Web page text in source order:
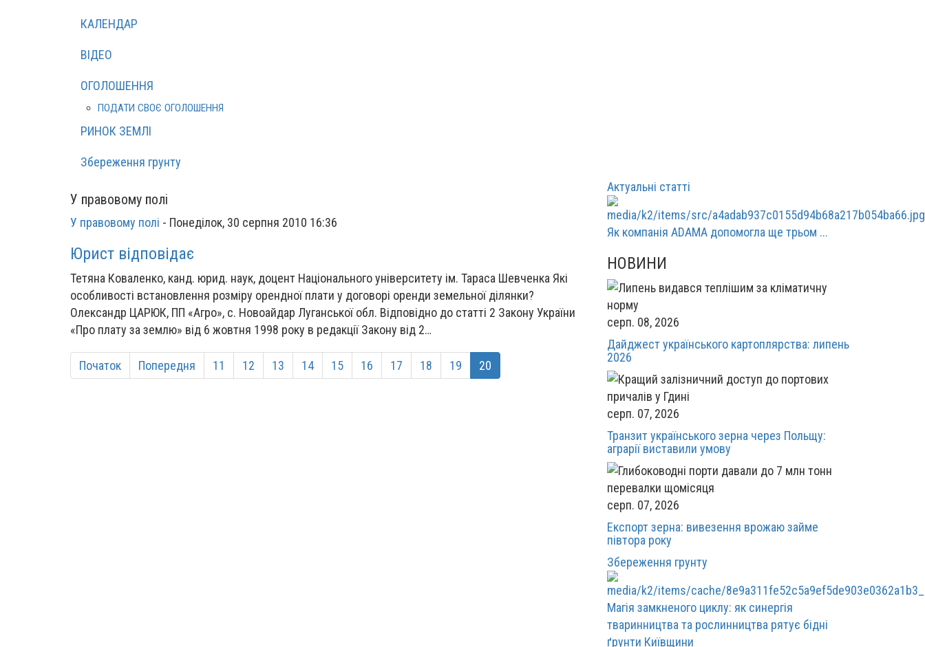
КАЛЕНДАР
ВІДЕО
ОГОЛОШЕННЯ
ПОДАТИ СВОЄ ОГОЛОШЕННЯ
РИНОК ЗЕМЛІ
Збереження грунту
У правовому полі
У правовому полі - Понеділок, 30 серпня 2010 16:36
Юрист відповідає
Тетяна Коваленко, канд. юрид. наук, доцент Національного університету ім. Тараса Шевченка Які
особливості встановлення розміру орендної плати у договорі оренди земельної ділянки?
Олександр ЦАРЮК, ПП «Агро», с. Новоайдар Луганської обл. Відповідно до статті 2 Закону України
«Про плату за землю» від 6 жовтня 1998 року в редакції Закону від 2…
Початок Попередня 11 12 13 14 15 16 17 18 19 20
Актуальні статті
Як компанія ADAMA допомогла ще трьом ...
НОВИНИ
серп. 08, 2026
Дайджест українського картоплярства: липень
2026
серп. 07, 2026
Транзит українського зерна через Польщу:
аграрії виставили умову
серп. 07, 2026
Експорт зерна: вивезення врожаю займе
півтора року
Збереження грунту
Магія замкненого циклу: як синергія
тваринництва та рослинництва рятує бідні
ґрунти Київщини